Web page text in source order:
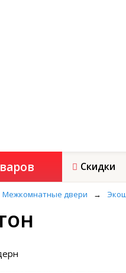
Скидки
Межкомнатные двери →